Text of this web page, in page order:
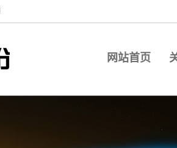
网站首页